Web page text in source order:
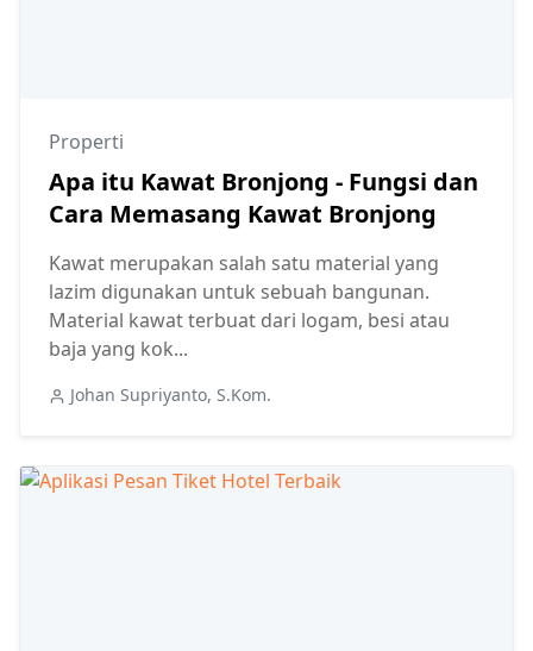
Properti
Apa itu Kawat Bronjong - Fungsi dan
Cara Memasang Kawat Bronjong
Kawat merupakan salah satu material yang
lazim digunakan untuk sebuah bangunan.
Material kawat terbuat dari logam, besi atau
baja yang kok...
Johan Supriyanto, S.Kom.